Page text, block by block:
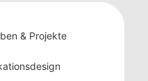
& Projekte